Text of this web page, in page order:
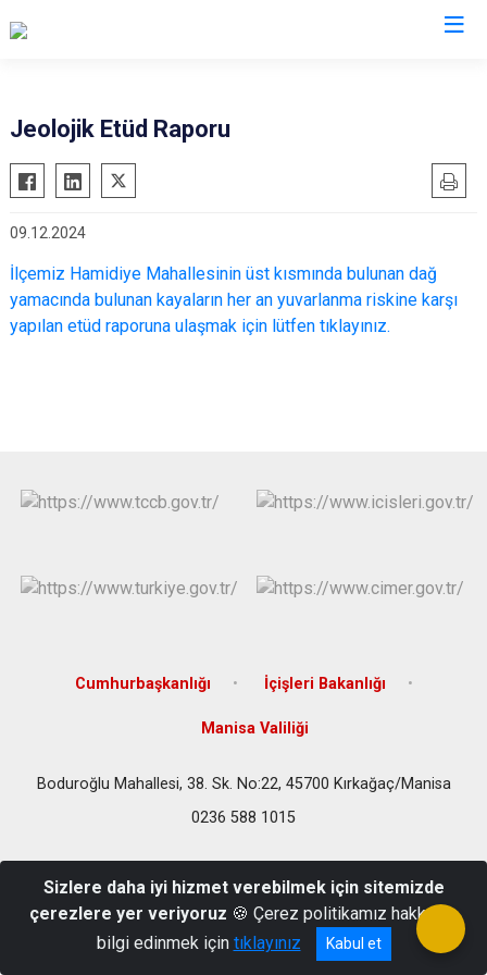
Ahmetli
Akhisar
Alaşehir
Demirci
Gölmarmara
Gördes
Selendi
Soma
Jeolojik Etüd Raporu
09.12.2024
İlçemiz Hamidiye Mahallesinin üst kısmında bulunan dağ
yamacında bulunan kayaların her an yuvarlanma riskine karşı
yapılan etüd raporuna ulaşmak için lütfen tıklayınız.
Cumhurbaşkanlığı İçişleri Bakanlığı
Manisa Valiliği
Boduroğlu Mahallesi, 38. Sk. No:22, 45700 Kırkağaç/Manisa
0236 588 1015
Sizlere daha iyi hizmet verebilmek için sitemizde
çerezlere yer veriyoruz 🍪 Çerez politikamız hakkında
bilgi edinmek için tıklayınız Kabul et